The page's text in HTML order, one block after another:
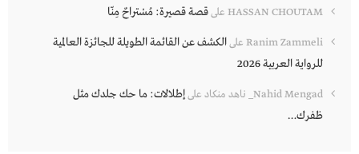
HASSAN CHOUTAM علىقصة قصيرة: مُسْتراحٌ مِنّا
Ranim Zammeli علىالكشف عن القائمة الطويلة للجائزة العالمية
للرواية العربية 2026
Nahid Mengad_ ناهد منكاد علىإطلالات: ما حك جلدك مثل
ظفرك…